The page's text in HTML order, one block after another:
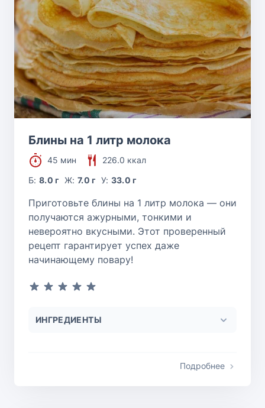
Блины на 1 литр молока
45 мин
226.0 ккал
Б:8.0 г Ж: 7.0 г У: 33.0 г
Приготовьте блины на 1 литр молока — они
получаются ажурными, тонкими и
невероятно вкусными. Этот проверенный
рецепт гарантирует успех даже
начинающему повару!
ИНГРЕДИЕНТЫ
Подробнее